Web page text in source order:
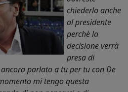
chiederlo anche
al presidente
perchè la
decisione verrà
presa di
parlato a tu per tu con De
mi tengo questa